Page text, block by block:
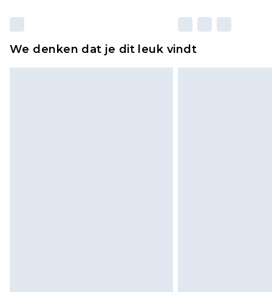
We denken dat je dit leuk vindt